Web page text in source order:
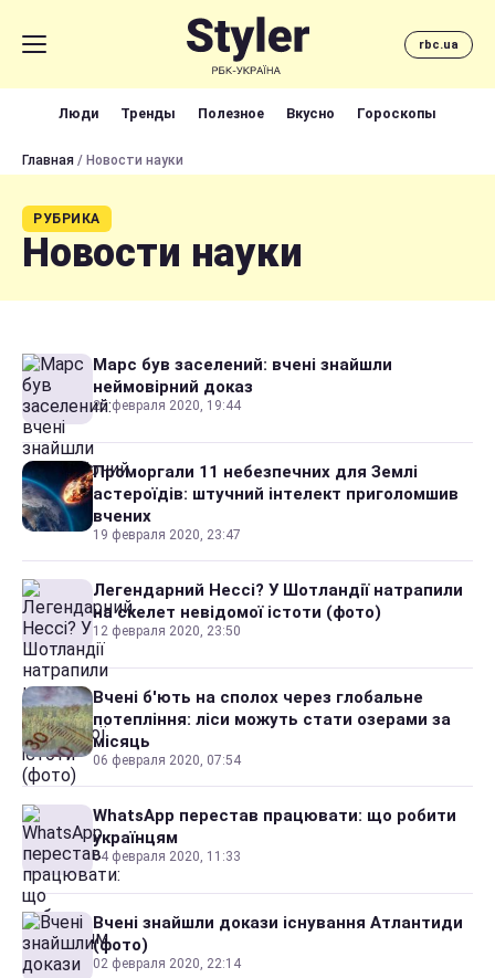
rbc.ua
Люди Тренды Полезное Вкусно Гороскопы
Главная / Новости науки
РУБРИКА
Новости науки
Марс був заселений: вчені знайшли
неймовірний доказ
25 февраля 2020, 19:44
Проморгали 11 небезпечних для Землі
астероїдів: штучний інтелект приголомшив
вчених
19 февраля 2020, 23:47
Легендарний Нессі? У Шотландії натрапили
на скелет невідомої істоти (фото)
12 февраля 2020, 23:50
Вчені б'ють на сполох через глобальне
потепління: ліси можуть стати озерами за
місяць
06 февраля 2020, 07:54
WhatsApp перестав працювати: що робити
українцям
04 февраля 2020, 11:33
Вчені знайшли докази існування Атлантиди
(фото)
02 февраля 2020, 22:14